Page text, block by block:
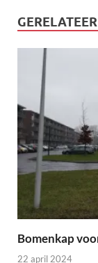
Bomenkap
22 april 2024